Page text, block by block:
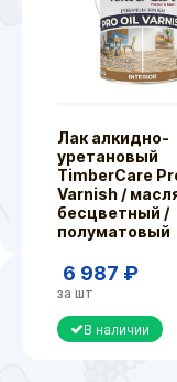
Лак алкидно-
уретановый
TimberCare
Varnish /
бесцветный /
полуматовый
6 987 ₽
за шт
В наличии